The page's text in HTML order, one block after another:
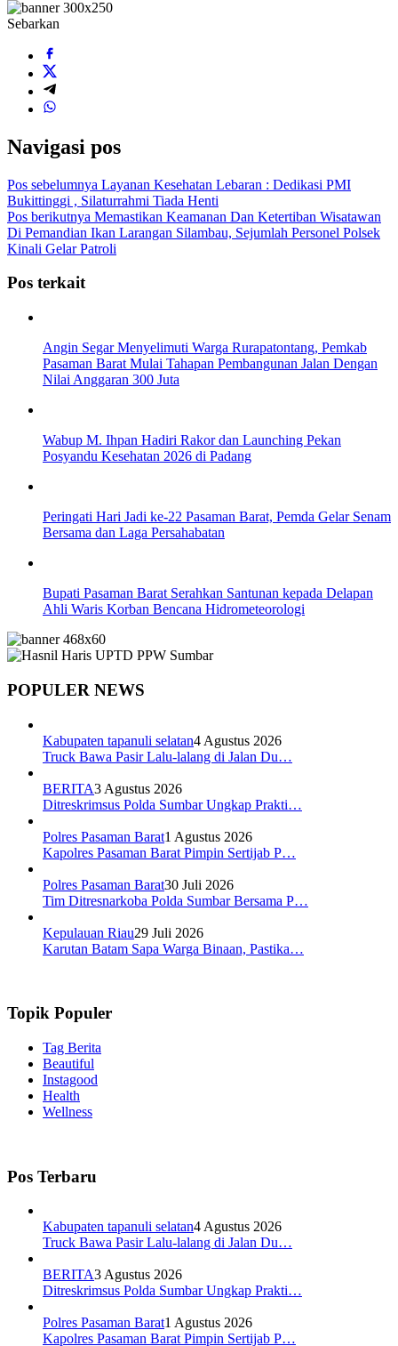
Sebarkan
Navigasi pos
Pos sebelumnya Layanan Kesehatan Lebaran : Dedikasi PMI
Bukittinggi , Silaturrahmi Tiada Henti
Pos berikutnya Memastikan Keamanan Dan Ketertiban Wisatawan
Di Pemandian Ikan Larangan Silambau, Sejumlah Personel Polsek
Kinali Gelar Patroli
Pos terkait
Angin Segar Menyelimuti Warga Rurapatontang, Pemkab
Pasaman Barat Mulai Tahapan Pembangunan Jalan Dengan
Nilai Anggaran 300 Juta
Wabup M. Ihpan Hadiri Rakor dan Launching Pekan
Posyandu Kesehatan 2026 di Padang
Peringati Hari Jadi ke-22 Pasaman Barat, Pemda Gelar Senam
Bersama dan Laga Persahabatan
Bupati Pasaman Barat Serahkan Santunan kepada Delapan
Ahli Waris Korban Bencana Hidrometeorologi
POPULER NEWS
Kabupaten tapanuli selatan4 Agustus 2026
Truck Bawa Pasir Lalu-lalang di Jalan Du…
BERITA3 Agustus 2026
Ditreskrimsus Polda Sumbar Ungkap Prakti…
Polres Pasaman Barat1 Agustus 2026
Kapolres Pasaman Barat Pimpin Sertijab P…
Polres Pasaman Barat30 Juli 2026
Tim Ditresnarkoba Polda Sumbar Bersama P…
Kepulauan Riau29 Juli 2026
Karutan Batam Sapa Warga Binaan, Pastika…
Topik Populer
Tag Berita
Beautiful
Instagood
Health
Wellness
Pos Terbaru
Kabupaten tapanuli selatan4 Agustus 2026
Truck Bawa Pasir Lalu-lalang di Jalan Du…
BERITA3 Agustus 2026
Ditreskrimsus Polda Sumbar Ungkap Prakti…
Polres Pasaman Barat1 Agustus 2026
Kapolres Pasaman Barat Pimpin Sertijab P…